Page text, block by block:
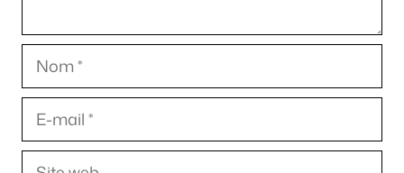
Nom
E-
mail
Site